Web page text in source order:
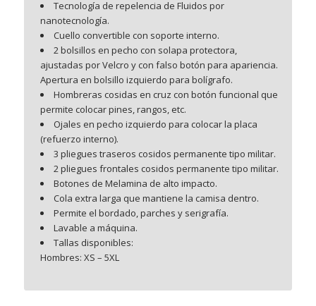
Tecnología de repelencia de Fluidos por
nanotecnología.
Cuello convertible con soporte interno.
2 bolsillos en pecho con solapa protectora,
ajustadas por Velcro y con falso botón para apariencia.
Apertura en bolsillo izquierdo para bolígrafo.
Hombreras cosidas en cruz con botón funcional que
permite colocar pines, rangos, etc.
Ojales en pecho izquierdo para colocar la placa
(refuerzo interno).
3 pliegues traseros cosidos permanente tipo militar.
2 pliegues frontales cosidos permanente tipo militar.
Botones de Melamina de alto impacto.
Cola extra larga que mantiene la camisa dentro.
Permite el bordado, parches y serigrafía.
Lavable a máquina.
Tallas disponibles:
Hombres: XS – 5XL